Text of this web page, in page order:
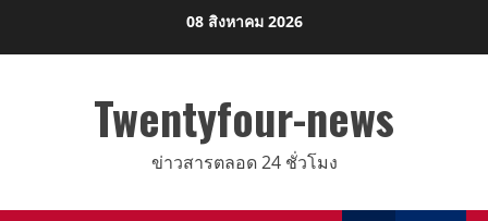
08 สิงหาคม 2026
Twentyfour-news
ข่าวสารตลอด 24 ชั่วโมง